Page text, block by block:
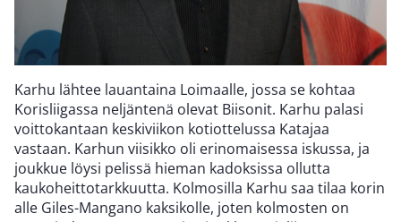
Karhu lähtee lauantaina Loimaalle, jossa se kohtaa
Korisliigassa neljäntenä olevat Biisonit. Karhu palasi
voittokantaan keskiviikon kotiottelussa Katajaa
vastaan. Karhun viisikko oli erinomaisessa iskussa, ja
joukkue löysi pelissä hieman kadoksissa ollutta
kaukoheittotarkkuutta. Kolmosilla Karhu saa tilaa korin
alle Giles-Mangano kaksikolle, joten kolmosten on